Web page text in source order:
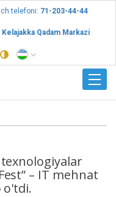
telefoni: 71-203-44-44
Kelajakka Qadam Markazi
– IT mehnat
o'tdi.